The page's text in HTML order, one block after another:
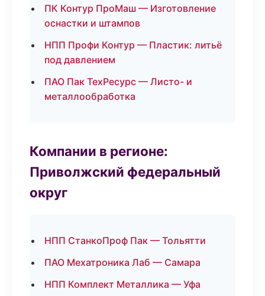
ПК Контур ПроМаш — Изготовление
оснастки и штампов
НПП Профи Контур — Пластик: литьё
под давлением
ПАО Пак ТехРесурс — Листо- и
металлообработка
Компании в регионе:
Приволжский федеральный
округ
НПП СтанкоПроф Пак — Тольятти
ПАО Мехатроника Лаб — Самара
НПП Комплект Металлика — Уфа